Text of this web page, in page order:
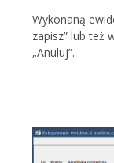
Wykonaną
zapisz” lub też
„Anuluj”.